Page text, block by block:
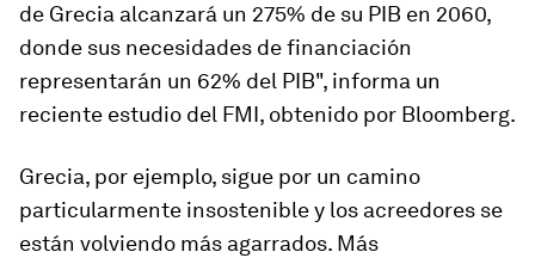
de Grecia alcanzará un 275% de su PIB en 2060,
donde sus necesidades de financiación
representarán un 62% del PIB", informa un
reciente estudio del FMI, obtenido por Bloomberg.
Grecia, por ejemplo, sigue por un camino
particularmente insostenible y los acreedores se
están volviendo más agarrados. Más